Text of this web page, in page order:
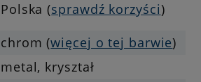
Polska (sprawdź korzyści)
chrom (więcej o tej barwie)
metal, kryształ